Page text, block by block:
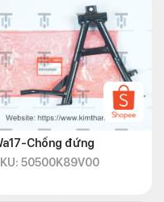
Chống đứng
50500K89V00